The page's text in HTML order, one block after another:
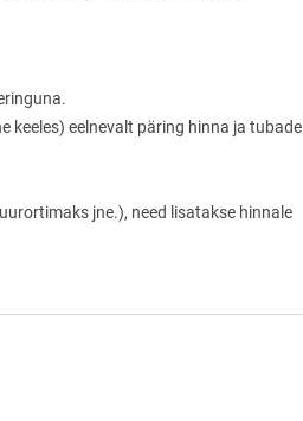
keeles) eelnevalt päring hinna ja tubade
jne.), need lisatakse hinnale